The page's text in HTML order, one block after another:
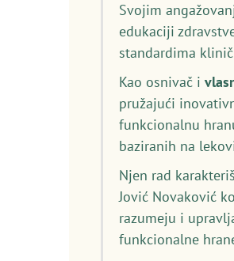
Svojim
edukaciji
standardima
Kao osnivač i
pružajući
funkcionalnu
baziranih na
Njen rad
Jović Novaković
razumeju i
funkcionalne